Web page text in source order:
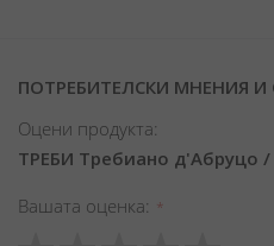
ПОТРЕБИТЕЛСКИ МНЕНИЯ И
Оцени продукта:
ТРЕБИ Требиано д'Абруцо
Вашата оценка